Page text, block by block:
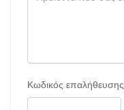
Κωδικός επαλήθευσης